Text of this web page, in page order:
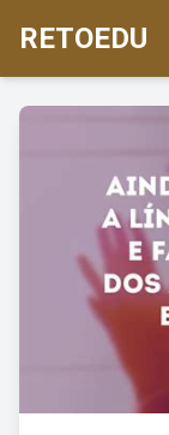
RETOEDU